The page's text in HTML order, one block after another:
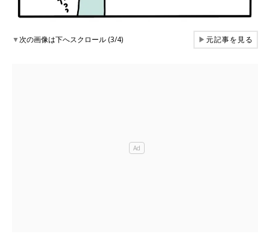
▼次の画像は下へスクロール (3/4) ▶元記事を見る